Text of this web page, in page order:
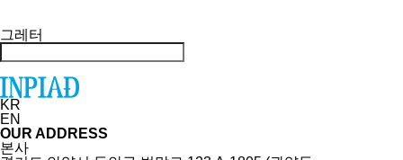
그레터
KR
EN
OUR ADDRESS
본사